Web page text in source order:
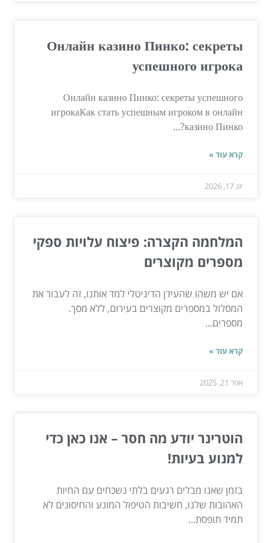
Онлайн казино Пинко: секреты
успешного игрока
Онлайн казино Пинко: секреты успешного
игрокаКак стать успешным игроком в онлайн
казино Пинко?...
קרא עוד »
יונ 17, 2026
המלחמה הקצרה: פיצוח עלויות ספקי
מספרים מקוצרים
אם יש משהו שהעידן הדיגיטלי למד אותנו, זה לעבור את
המסלול במספרים מקוצרים בעירום, ללא מסך.
מספרים...
קרא עוד »
אפר 21, 2025
הוטרינר יודע מה חסר – אנו כאן כדי
למנוע בעיות!
בזמן שאנו מבלים רגעים בלתי נשכחים עם החיות
האהובות שלנו, חשיבות הטיפול המונע והחיסונים לא
תמיד תופסת...